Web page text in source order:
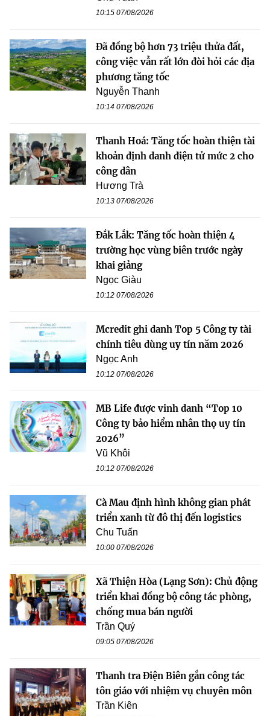
10:15 07/08/2026
Đã đồng bộ hơn 73 triệu thửa đất,
công việc vẫn rất lớn đòi hỏi các địa
phương tăng tốc
Nguyễn Thanh
10:14 07/08/2026
Thanh Hoá: Tăng tốc hoàn thiện tài
khoản định danh điện tử mức 2 cho
công dân
Hương Trà
10:13 07/08/2026
Đắk Lắk: Tăng tốc hoàn thiện 4
trường học vùng biên trước ngày
khai giảng
Ngọc Giàu
10:12 07/08/2026
Mcredit ghi danh Top 5 Công ty tài
chính tiêu dùng uy tín năm 2026
Ngọc Anh
10:12 07/08/2026
MB Life được vinh danh “Top 10
Công ty bảo hiểm nhân thọ uy tín
2026”
Vũ Khôi
10:12 07/08/2026
Cà Mau định hình không gian phát
triển xanh từ đô thị đến logistics
Chu Tuấn
10:00 07/08/2026
Xã Thiện Hòa (Lạng Sơn): Chủ động
triển khai đồng bộ công tác phòng,
chống mua bán người
Trần Quý
09:05 07/08/2026
Thanh tra Điện Biên gắn công tác
tôn giáo với nhiệm vụ chuyên môn
Trần Kiên